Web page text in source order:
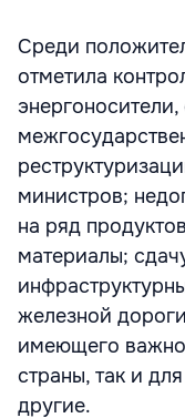
Среди
отметила
министров;
на ряд
материалы;
железной
имеющего
страны, так и
другие.